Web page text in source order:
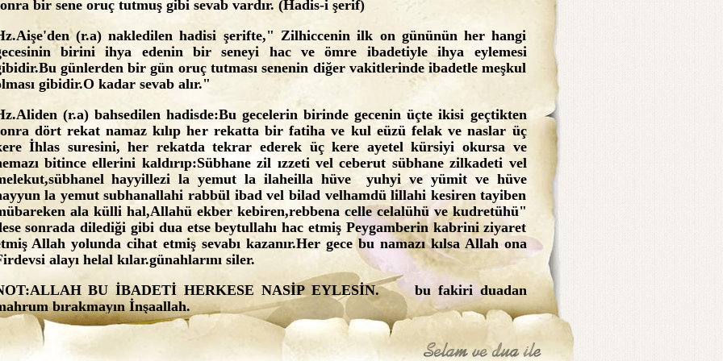
bir sene oruç tutmuş gibi sevab vardır. (Hadis-i şerif)
(r.a) nakledilen hadisi şerifte," Zilhiccenin ilk on gününün her hangi
birini ihya edenin bir seneyi hac ve ömre ibadetiyle ihya eylemesi
günlerden bir gün oruç tutması senenin diğer vakitlerinde ibadetle meşkul
gibidir.O kadar sevab alır."
(r.a) bahsedilen hadisde:Bu gecelerin birinde gecenin üçte ikisi geçtikten
dört rekat namaz kılıp her rekatta bir fatiha ve kul eüzü felak ve naslar üç
İhlas suresini, her rekatda tekrar ederek üç kere ayetel kürsiyi okursa ve
bitince ellerini kaldırıp:Sübhane zil ızzeti vel ceberut sübhane zilkadeti vel
hayyillezi la yemut la ilaheilla hüve yuhyi ve yümit ve hüve
la yemut subhanallahi rabbül ibad vel bilad velhamdü lillahi kesiren tayiben
ala külli hal,Allahü ekber kebiren,rebbena celle celalühü ve kudretühü"
sonrada dilediği gibi dua etse beytullahı hac etmiş Peygamberin kabrini ziyaret
Allah yolunda cihat etmiş sevabı kazanır.Her gece bu namazı kılsa Allah ona
alayı helal kılar.günahlarını siler.
BU İBADETİ HERKESE NASİP EYLESİN. bu fakiri duadan
bırakmayın İnşaallah.